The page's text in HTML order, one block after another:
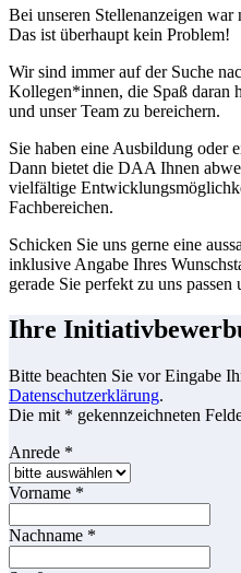
Bei unseren Stellenanzeigen war
Das ist überhaupt kein Problem!
Wir sind immer auf der Suche
Kollegen*innen, die Spaß daran
und unser Team zu bereichern.
Sie haben eine Ausbildung oder
Dann bietet die DAA Ihnen
vielfältige
Fachbereichen.
Schicken Sie uns gerne eine
inklusive Angabe Ihres
gerade Sie perfekt zu uns
Ihre
Bitte beachten Sie vor Eingabe
Datenschutzerklärung.
Die mit * gekennzeichneten
Anrede *
Vorname *
Nachname *